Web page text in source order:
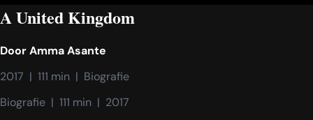
A United Kingdom
DoorAmma Asante
2017  |  111 min  |  Biografie
Biografie  |  111 min  |  2017